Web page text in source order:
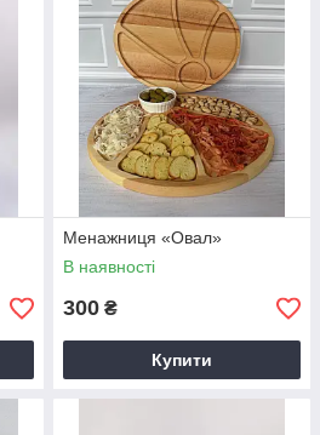
Менажниця «Овал»
В наявності
300 ₴
Купити